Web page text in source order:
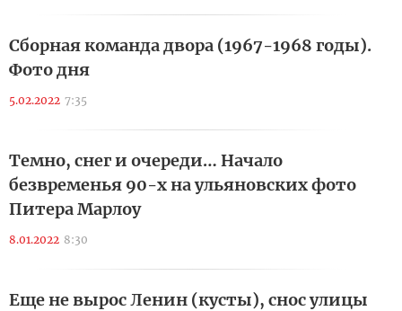
Сборная команда двора (1967-1968 годы).
Фото дня
5.02.2022 7:35
Темно, снег и очереди… Начало
безвременья 90-х на ульяновских фото
Питера Марлоу
8.01.2022 8:30
Еще не вырос Ленин (кусты), снос улицы